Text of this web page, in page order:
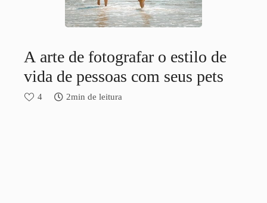
A arte de fotografar o estilo de
vida de pessoas com seus pets
4 2min de leitura